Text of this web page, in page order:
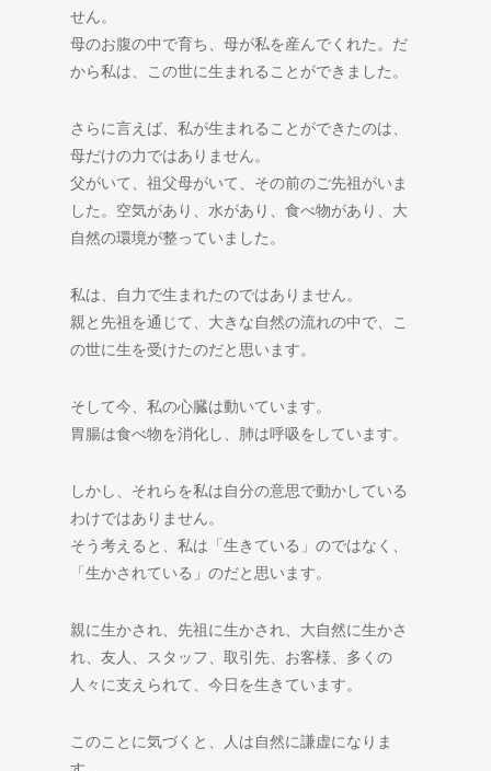
せん。
母のお腹の中で育ち、母が私を産んでくれた。だ
から私は、この世に生まれることができました。
さらに言えば、私が生まれることができたのは、
母だけの力ではありません。
父がいて、祖父母がいて、その前のご先祖がいま
した。空気があり、水があり、食べ物があり、大
自然の環境が整っていました。
私は、自力で生まれたのではありません。
親と先祖を通じて、大きな自然の流れの中で、こ
の世に生を受けたのだと思います。
そして今、私の心臓は動いています。
胃腸は食べ物を消化し、肺は呼吸をしています。
しかし、それらを私は自分の意思で動かしている
わけではありません。
そう考えると、私は「生きている」のではなく、
「生かされている」のだと思います。
親に生かされ、先祖に生かされ、大自然に生かさ
れ、友人、スタッフ、取引先、お客様、多くの
人々に支えられて、今日を生きています。
このことに気づくと、人は自然に謙虚になりま